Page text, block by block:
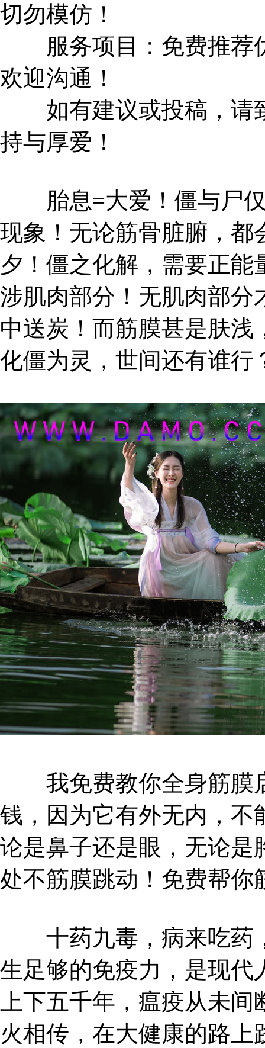
切勿模仿！
服务项目：免费推荐
欢迎沟通！
如有建议或投稿，请致
持与厚爱！
胎息=大爱！僵与尸仅
现象！无论筋骨脏腑，都
夕！僵之化解，需要正
涉肌肉部分！无肌肉部分
中送炭！而筋膜甚是肤
化僵为灵，世间还有谁行
我免费教你全身筋膜
钱，因为它有外无内，不
论是鼻子还是眼，无论是
处不筋膜跳动！免费帮你
十药九毒，病来吃药
生足够的免疫力，是现代
上下五千年，瘟疫从未
火相传，在大健康的路